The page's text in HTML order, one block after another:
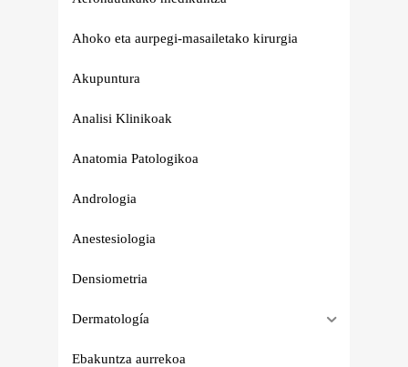
Ahoko eta aurpegi-masailetako kirurgia
Akupuntura
Analisi Klinikoak
Anatomia Patologikoa
Andrologia
Anestesiologia
Densiometria
Dermatología
Ebakuntza aurrekoa